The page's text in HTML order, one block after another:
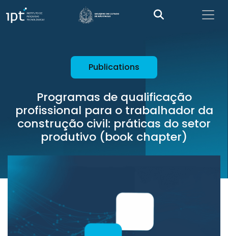
Publications
Programas de qualificação
profissional para o trabalhador da
construção civil: práticas do setor
produtivo (book chapter)